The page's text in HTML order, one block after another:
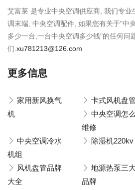
艾富莱 是专业中央空调供应商, 我们专
调末端, 中央空调配件, 如果您有关于"中
多少一台,一台中央空调多少钱"的任何问
们. xu781213@126.com
更多信息
家用新风换气
机
卡式风机盘管
中央空调怎么
维修
中央空调冷水
机组
除湿机220kv
风机盘管品牌
大全
地源热泵三
品牌